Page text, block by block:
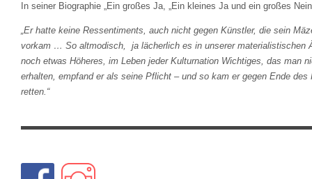
In seiner Biographie „Ein großes Ja, „Ein kleines Ja und ein großes
„Er hatte keine Ressentiments, auch nicht gegen Künstler, die sein
vorkam … So altmodisch, ja lächerlich es in unserer materialistischen
noch etwas Höheres, im Leben jeder Kulturnation Wichtiges, das man
erhalten, empfand er als seine Pflicht – und so kam er gegen Ende
retten.“